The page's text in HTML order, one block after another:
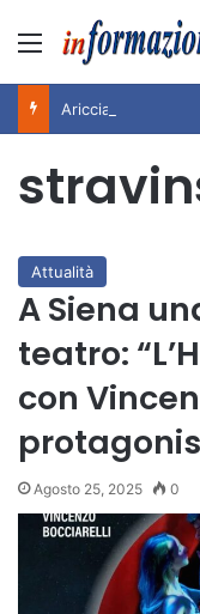
Menu
Attualità
A Siena
teatro:
con
Agosto 25, 2025 0